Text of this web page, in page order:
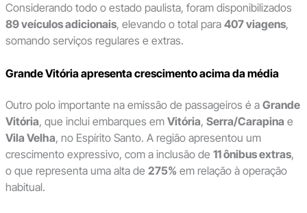
Considerando todo o estado paulista, foram disponibilizados
89 veículos adicionais, elevando o total para 407 viagens,
somando serviços regulares e extras.
Grande Vitória apresenta crescimento acima da média
Outro polo importante na emissão de passageiros é a Grande
Vitória, que inclui embarques em Vitória, Serra/Carapina e
Vila Velha, no Espírito Santo. A região apresentou um
crescimento expressivo, com a inclusão de 11 ônibus extras,
o que representa uma alta de 275% em relação à operação
habitual.